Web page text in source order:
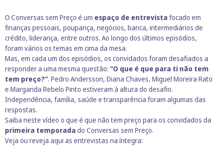
O Conversas sem Preço é um espaço de entrevista focado em
finanças pessoais, poupança, negócios, banca, intermediários de
crédito, liderança, entre outros. Ao longo dos últimos episódios,
foram vários os temas em cima da mesa.
Mas, em cada um dos episódios, os convidados foram desafiados a
responder a uma mesma questão: “O que é que para ti não tem
tem preço?”. Pedro Andersson, Diana Chaves, Miguel Moreira Rato
e Margarida Rebelo Pinto estiveram à altura do desafio.
Independência, família, saúde e transparência foram algumas das
respostas.
Saiba neste vídeo o que é que não tem preço para os convidados da
primeira temporada do Conversas sem Preço.
Veja ou reveja aqui as entrevistas na íntegra: